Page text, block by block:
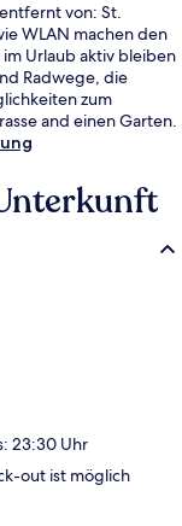
von: St.
WLAN machen den
Urlaub aktiv bleiben
Radwege, die
zum
and einen Garten.
23:30 Uhr
out ist möglich